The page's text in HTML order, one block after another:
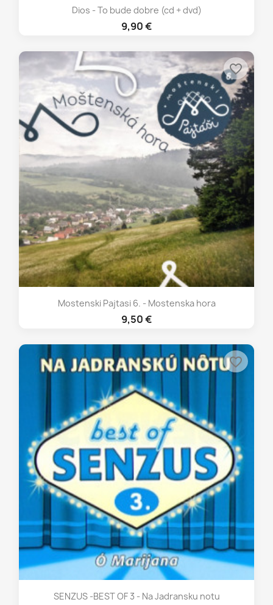
Dios - To bude dobre (cd + dvd)
9,90 €
Mostenski Pajtasi 6. - Mostenska hora
9,50 €
favorite_border
SENZUS -BEST OF 3 - Na Jadransku notu
favorite_border